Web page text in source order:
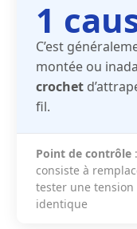
1
C’est
montée ou
crochet
fil.
Point de contrôle
consiste à
tester une
identique